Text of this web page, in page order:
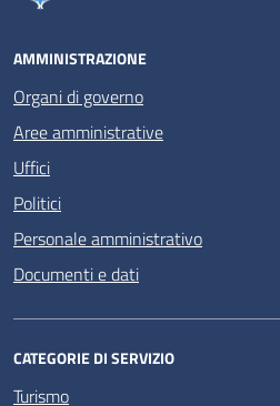
AMMINISTRAZIONE
Organi di governo
Aree amministrative
Uffici
Politici
Personale amministrativo
Documenti e dati
CATEGORIE DI SERVIZIO
Turismo